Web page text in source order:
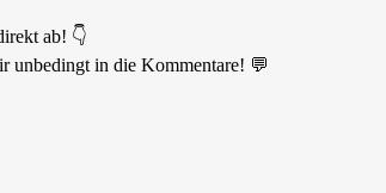
ab! 👇
unbedingt in die Kommentare! 💬